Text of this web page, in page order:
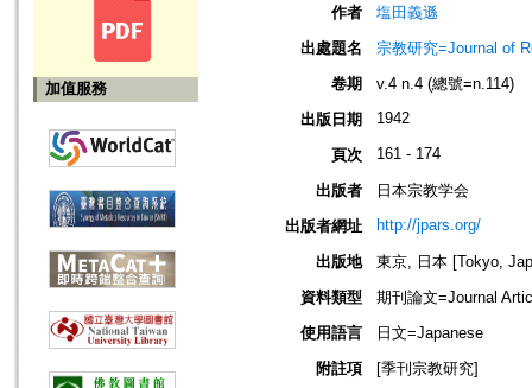
加值服務
作者
塩田義遜
出處題名
宗教研究=Journal of
卷期
v.4 n.4 (總號=n.114)
出版日期
1942
頁次 161 - 174
出版者
日本宗教学会
出版者網址
http://jpars.org/
出版地
東京, 日本 [Tokyo,
資料類型
期刊論文=Journal
使用語言
日文=Japanese
附註項
[季刊宗教研究]